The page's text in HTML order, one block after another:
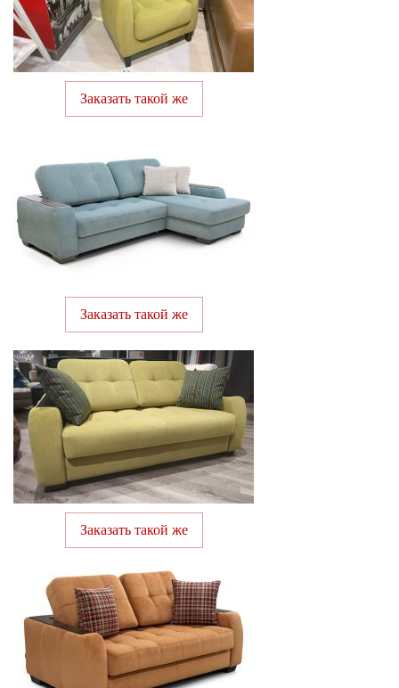
Заказать такой же
Заказать такой же
Заказать такой же